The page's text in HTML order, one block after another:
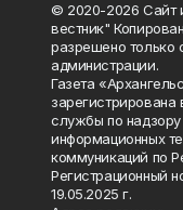
© 2020-2026 Сайт
вестник"
разрешено только
администрации.
Газета
службы по
информационных
коммуникаций по
Регистрационный
19.05.2025 г.